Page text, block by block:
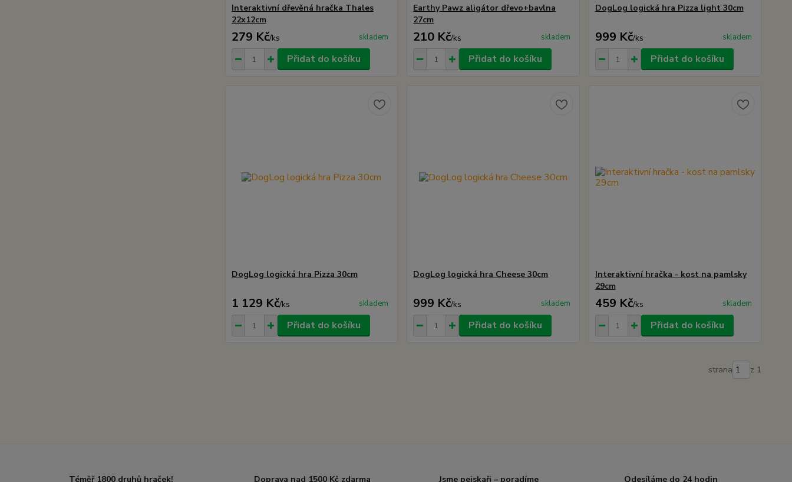
Interaktivní dřevěná hračka Thales
22x12cm
279 Kč/ks skladem
Přidat do košíku
Earthy Pawz aligátor dřevo+bavlna
27cm
210 Kč/ks skladem
Přidat do košíku
DogLog logická hra Pizza light 30cm
999 Kč/ks skladem
Přidat do košíku
DogLog logická hra Pizza 30cm
1 129 Kč/ks skladem
Přidat do košíku
DogLog logická hra Cheese 30cm
999 Kč/ks skladem
Přidat do košíku
Interaktivní hračka - kost na pamlsky
29cm
459 Kč/ks skladem
Přidat do košíku
strana z 1
Téměř 1800 druhů hraček! Doprava nad 1500 Kč zdarma Jsme pejskaři – poradíme Odesíláme do 24 hodin